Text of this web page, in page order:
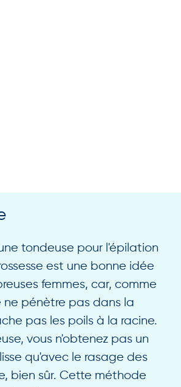
tondeuse pour l'épilation
est une bonne idée
femmes, car, comme
ne pénètre pas dans la
pas les poils à la racine.
vous n'obtenez pas un
qu'avec le rasage des
bien sûr. Cette méthode